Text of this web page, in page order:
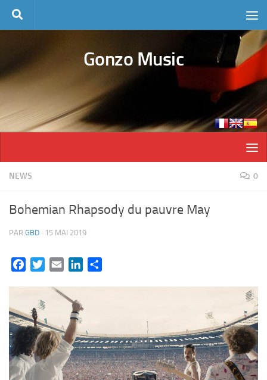
Skip to content
Gonzo Music
NEWS 0
Bohemian Rhapsody du pauvre May
PAR GBD · 15 MAI 2019
FacebookTwitterEmail LinkedIn